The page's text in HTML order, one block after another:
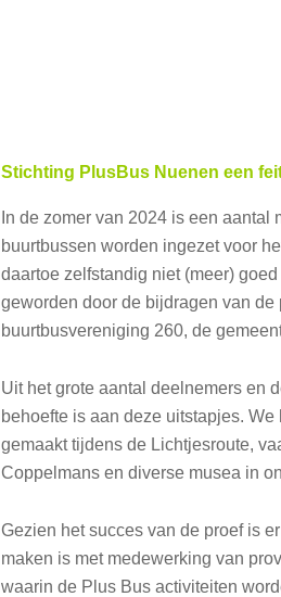
Stichting PlusBus Nuenen een
In de zomer van 2024 is een
buurtbussen worden ingezet voor
daartoe zelfstandig niet (meer)
geworden door de bijdragen van
buurtbusvereniging 260, de
Uit het grote aantal deelnemers en
behoefte is aan deze uitstapjes.
gemaakt tijdens de Lichtjesroute,
Coppelmans en diverse musea in
Gezien het succes van de proef is
maken is met medewerking van
waarin de Plus Bus activiteiten